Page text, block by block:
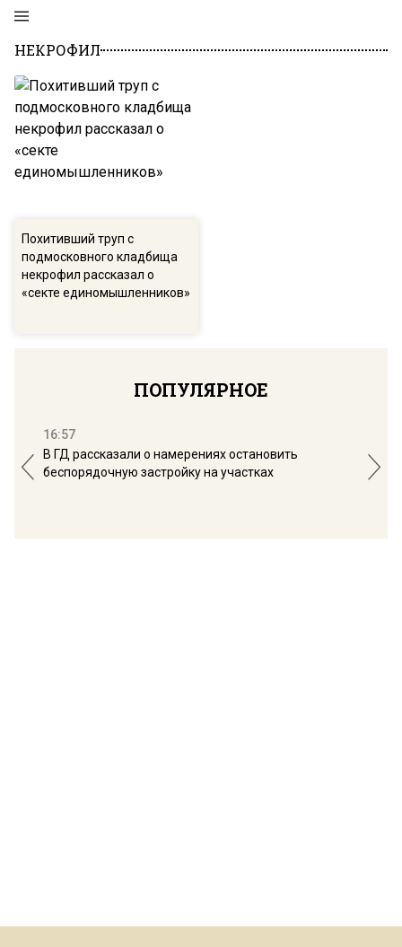
НЕКРОФИЛ
Похитивший труп с
подмосковного кладбища
некрофил рассказал о
«секте единомышленников»
ПОПУЛЯРНОЕ
16:57
В ГД рассказали о намерениях остановить
беспорядочную застройку на участках